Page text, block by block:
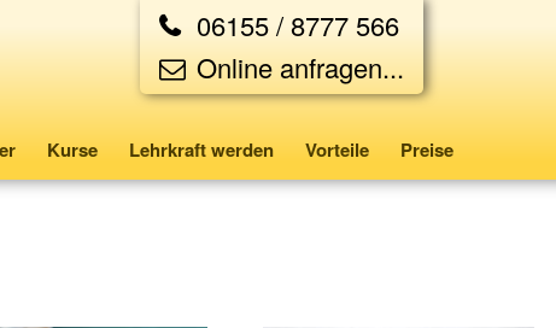
Kurse Lehrkraft werden Vorteile Preise
06155 / 8777 566
Online anfragen...